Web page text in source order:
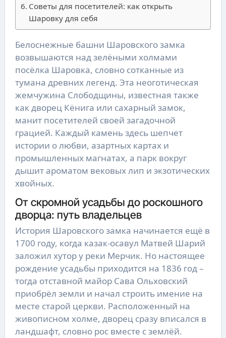
Советы для посетителей: как открыть
Шаровку для себя
Белоснежные башни Шаровского замка
возвышаются над зелёными холмами
посёлка Шаровка, словно сотканные из
тумана древних легенд. Эта неоготическая
жемчужина Слободщины, известная также
как дворец Кёнига или сахарный замок,
манит посетителей своей загадочной
грацией. Каждый камень здесь шепчет
истории о любви, азартных картах и
промышленных магнатах, а парк вокруг
дышит ароматом вековых лип и экзотических
хвойных.
От скромной усадьбы до роскошного
дворца: путь владельцев
История Шаровского замка начинается ещё в
1700 году, когда казак-осавул Матвей Шарий
заложил хутор у реки Мерчик. Но настоящее
рождение усадьбы приходится на 1836 год –
тогда отставной майор Сава Ольховский
приобрёл земли и начал строить имение на
месте старой церкви. Расположенный на
живописном холме, дворец сразу вписался в
ландшафт, словно рос вместе с землёй.